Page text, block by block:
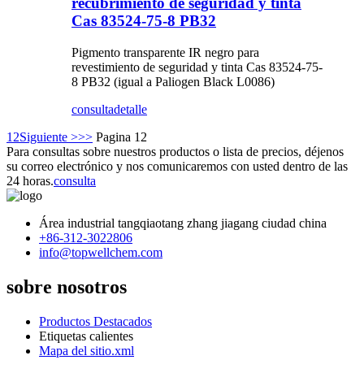
Cas 83524-75-8 PB32
Pigmento transparente IR negro para
revestimiento de seguridad y tinta Cas 83524-75-
8 PB32 (igual a Paliogen Black L0086)
consultadetalle
1 2Siguiente >>> Pagina 12
Para consultas sobre nuestros productos o lista de precios, déjenos
su correo electrónico y nos comunicaremos con usted dentro de las
24 horas.consulta
Área industrial tangqiaotang zhang jiagang ciudad china
+86-312-3022806
info@topwellchem.com
sobre nosotros
Productos Destacados
Etiquetas calientes
Mapa del sitio.xml